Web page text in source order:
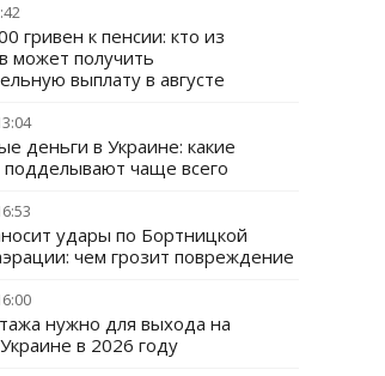
гривен к пенсии: кто из
может получить
выплату в августе
деньги в Украине: какие
подделывают чаще всего
удары по Бортницкой
чем грозит повреждение
нужно для выхода на
в 2026 году